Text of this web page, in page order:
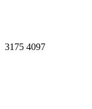
3175 4097